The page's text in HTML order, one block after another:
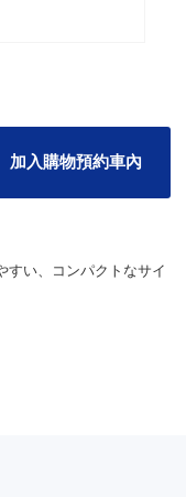
加入購物預約車內
すい、コンパクトなサイ